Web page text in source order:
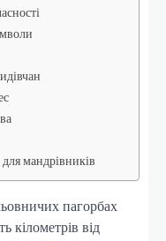
мандрівників
пагорбах
кілометрів від